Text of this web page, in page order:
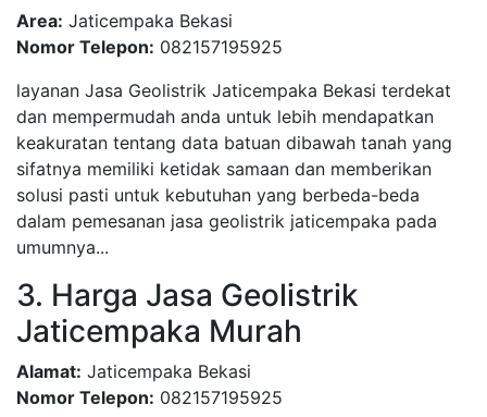
Area: Jaticempaka Bekasi
Nomor Telepon: 082157195925
layanan Jasa Geolistrik Jaticempaka Bekasi terdekat
dan mempermudah anda untuk lebih mendapatkan
keakuratan tentang data batuan dibawah tanah yang
sifatnya memiliki ketidak samaan dan memberikan
solusi pasti untuk kebutuhan yang berbeda-beda
dalam pemesanan jasa geolistrik jaticempaka pada
umumnya...
3. Harga Jasa Geolistrik
Jaticempaka Murah
Alamat: Jaticempaka Bekasi
Nomor Telepon: 082157195925